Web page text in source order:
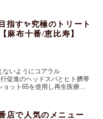
指す✨究極のトリート
麻布十番/恵比寿】
ないようにコアラル
促進のヘッドスパとヒト臍帯
ット65を使用し再生医療レ
す。
店で人気のメニュー